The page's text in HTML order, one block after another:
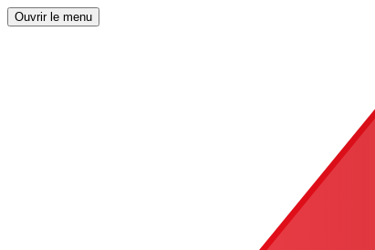
Ouvrir le menu